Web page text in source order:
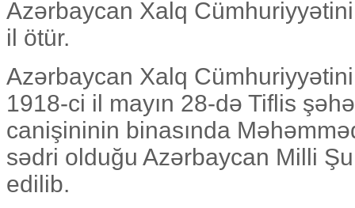
Azərbaycan Xalq
il ötür.
Azərbaycan Xalq
1918-ci il mayın 28-də Tiflis
canişininin binasında
sədri olduğu Azərbaycan Milli
edilib.